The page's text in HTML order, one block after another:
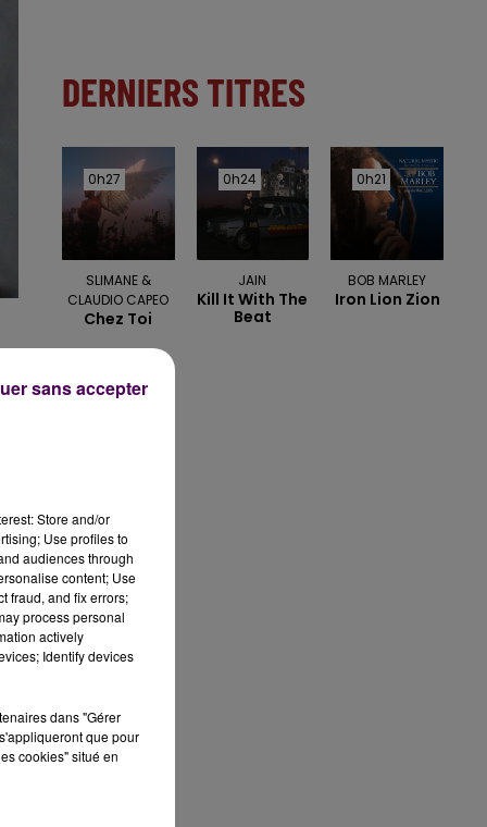
DERNIERS TITRES
0h27
0h27
SLIMANE &
CLAUDIO CAPEO
Chez Toi
0h24
0h24
JAIN
Kill It With The
Beat
0h21
0h21
BOB MARLEY
Iron Lion Zion
Store and/or
Use profiles to
audiences through
content; Use
fraud, and fix errors;
process personal
actively
Identify devices
dans "Gérer
que pour
cookies" situé en
sans accepter